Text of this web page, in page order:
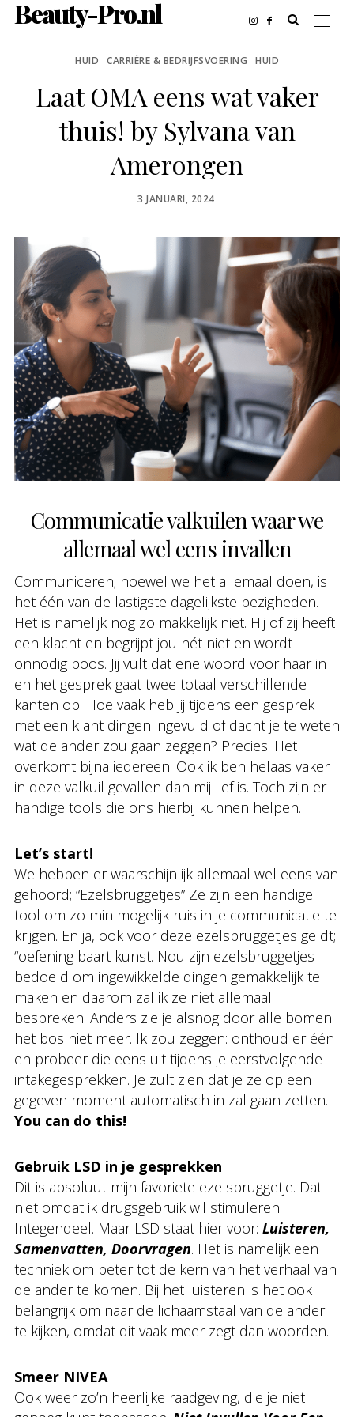
Beauty-Pro.nl
HUID CARRIÈRE & BEDRIJFSVOERING HUID
Laat OMA eens wat vaker
thuis! by Sylvana van
Amerongen
POSTED
3 JANUARI, 2024
Communicatie valkuilen waar we
allemaal wel eens invallen
Communiceren; hoewel we het allemaal doen, is
het één van de lastigste dagelijkste bezigheden.
Het is namelijk nog zo makkelijk niet. Hij of zij heeft
een klacht en begrijpt jou nét niet en wordt
onnodig boos. Jij vult dat ene woord voor haar in
en het gesprek gaat twee totaal verschillende
kanten op. Hoe vaak heb jij tijdens een gesprek
met een klant dingen ingevuld of dacht je te weten
wat de ander zou gaan zeggen? Precies! Het
overkomt bijna iedereen. Ook ik ben helaas vaker
in deze valkuil gevallen dan mij lief is. Toch zijn er
handige tools die ons hierbij kunnen helpen.
Let’s start!
We hebben er waarschijnlijk allemaal wel eens van
gehoord; “Ezelsbruggetjes” Ze zijn een handige
tool om zo min mogelijk ruis in je communicatie te
krijgen. En ja, ook voor deze ezelsbruggetjes geldt;
“oefening baart kunst. Nou zijn ezelsbruggetjes
bedoeld om ingewikkelde dingen gemakkelijk te
maken en daarom zal ik ze niet allemaal
bespreken. Anders zie je alsnog door alle bomen
het bos niet meer. Ik zou zeggen: onthoud er één
en probeer die eens uit tijdens je eerstvolgende
intakegesprekken. Je zult zien dat je ze op een
gegeven moment automatisch in zal gaan zetten.
You can do this!
Gebruik LSD in je gesprekken
Dit is absoluut mijn favoriete ezelsbruggetje. Dat
niet omdat ik drugsgebruik wil stimuleren.
Integendeel. Maar LSD staat hier voor: Luisteren,
Samenvatten, Doorvragen. Het is namelijk een
techniek om beter tot de kern van het verhaal van
de ander te komen. Bij het luisteren is het ook
belangrijk om naar de lichaamstaal van de ander
te kijken, omdat dit vaak meer zegt dan woorden.
Smeer NIVEA
Ook weer zo’n heerlijke raadgeving, die je niet